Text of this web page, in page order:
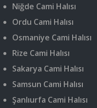
Niğde Cami Halısı
Ordu Cami Halısı
Osmaniye Cami Halısı
Rize Cami Halısı
Sakarya Cami Halısı
Samsun Cami Halısı
Şanlıurfa Cami Halısı